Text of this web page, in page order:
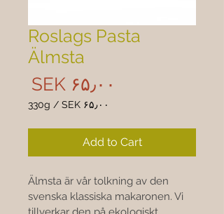
Roslags Pasta
Älmsta
‎SEK ۶۵٫۰۰
‎SEK ۶۵٫۰۰ /
330g
Add to Cart
Älmsta är vår tolkning av den
svenska klassiska makaronen. Vi